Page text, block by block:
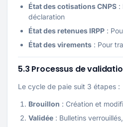
État des cotisations CNPS :
déclaration
État des retenues IRPP :
État des virements : Pour
5.3 Processus de
Le cycle de paie suit 3 étapes :
Brouillon : Création et
Validée : Bulletins